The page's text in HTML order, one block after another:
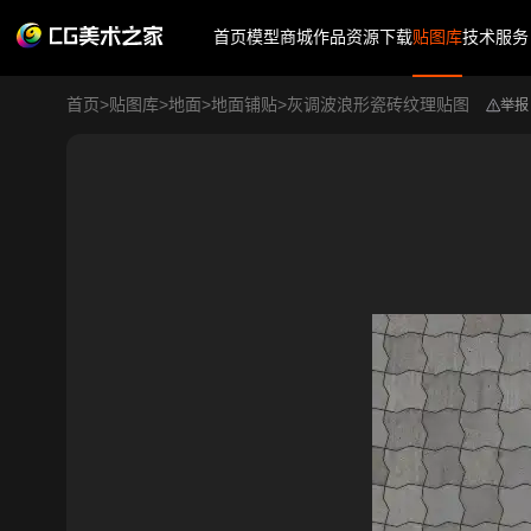
首页模型商城作品资源下载贴图库技术服务
首页>贴图库>地面>地面铺贴>灰调波浪形瓷砖纹理贴图 举报